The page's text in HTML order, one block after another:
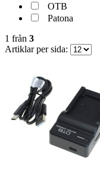
OTB
Patona
1 från 3
Artiklar per sida: